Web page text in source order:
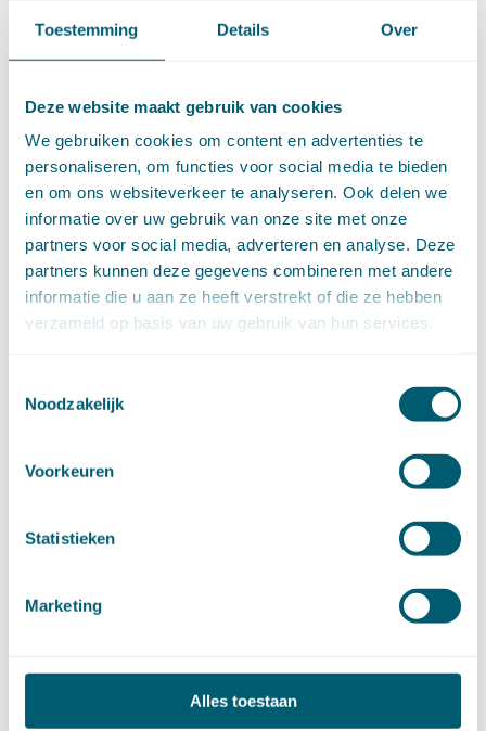
Toestemming Details Over
Deze website maakt gebruik van cookies
We gebruiken cookies om content en advertenties te
personaliseren, om functies voor social media te bieden
en om ons websiteverkeer te analyseren. Ook delen we
informatie over uw gebruik van onze site met onze
partners voor social media, adverteren en analyse. Deze
partners kunnen deze gegevens combineren met andere
informatie die u aan ze heeft verstrekt of die ze hebben
verzameld op basis van uw gebruik van hun services.
Noodzakelijk
Voorkeuren
Statistieken
Marketing
Alles toestaan
juni (14)
maart (14)
januari (15)
►
2020 (154)
december (6)
november (14)
oktober (14)
september (8)
augustus (2)
juli (20)
april (20)
maart (15)
januari (17)
november (8)
augustus (10)